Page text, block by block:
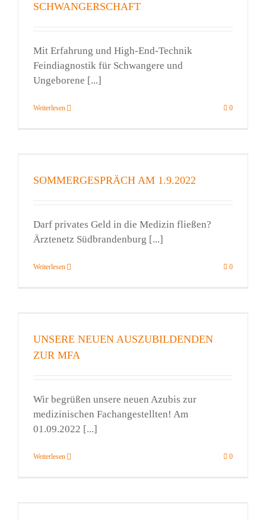
SCHWANGERSCHAFT
Mit Erfahrung und High-End-Technik
Feindiagnostik für Schwangere und
Ungeborene [...]
Weiterlesen 0
SOMMERGESPRÄCH AM 1.9.2022
Darf privates Geld in die Medizin fließen?
Ärztenetz Südbrandenburg [...]
Weiterlesen 0
UNSERE NEUEN AUSZUBILDENDEN
ZUR MFA
Wir begrüßen unsere neuen Azubis zur
medizinischen Fachangestellten! Am
01.09.2022 [...]
Weiterlesen 0